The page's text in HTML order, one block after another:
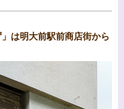
は明大前駅前商店街から